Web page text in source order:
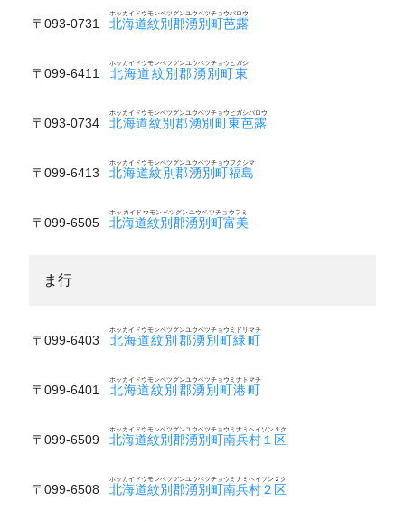
〒093-0731 北海道紋別郡湧別町芭露
ホッカイドウモンベツグンユウベツチョウバロウ
〒099-6411 北海道紋別郡湧別町東
ホッカイドウモンベツグンユウベツチョウヒガシ
〒093-0734 北海道紋別郡湧別町東芭露
ホッカイドウモンベツグンユウベツチョウヒガシバロウ
〒099-6413 北海道紋別郡湧別町福島
ホッカイドウモンベツグンユウベツチョウフクシマ
〒099-6505 北海道紋別郡湧別町富美
ホッカイドウモンベツグンユウベツチョウフミ
ま行
〒099-6403 北海道紋別郡湧別町緑町
ホッカイドウモンベツグンユウベツチョウミドリマチ
〒099-6401 北海道紋別郡湧別町港町
ホッカイドウモンベツグンユウベツチョウミナトマチ
〒099-6509 北海道紋別郡湧別町南兵村１区
ホッカイドウモンベツグンユウベツチョウミナミヘイソン１ク
〒099-6508 北海道紋別郡湧別町南兵村２区
ホッカイドウモンベツグンユウベツチョウミナミヘイソン２ク